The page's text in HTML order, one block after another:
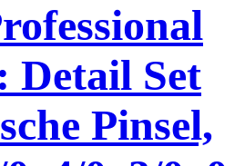
Detail Set
Pinsel,